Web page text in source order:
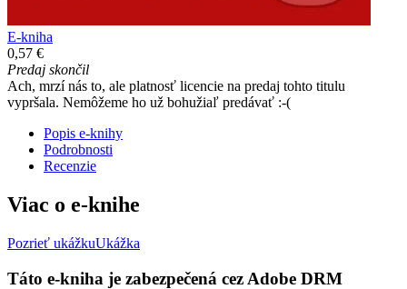
E-kniha
0,57 €
Predaj skončil
Ach, mrzí nás to, ale platnosť licencie na predaj tohto titulu
vypršala. Nemôžeme ho už bohužiaľ predávať :-(
Popis e-knihy
Podrobnosti
Recenzie
Viac o e-knihe
Pozrieť ukážkuUkážka
Táto e-kniha je zabezpečená cez Adobe DRM